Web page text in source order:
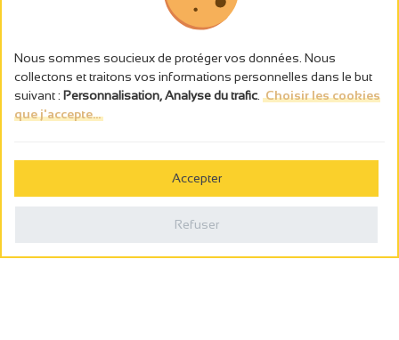
L’abus d’alcool est dangereux pour la santé, à consommer avec
Politique de confidentialité
Nous sommes soucieux de protéger vos données. Nous
collectons et traitons vos informations personnelles dans le but
suivant : Personnalisation, Analyse du trafic Choisir les cookies
que j'accepte...
Accepter
Refuser